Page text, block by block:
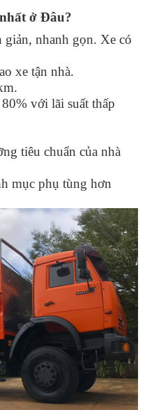
ở Đâu?
giản, nhanh gọn. Xe có
xe tận nhà.
với lãi suất thấp
tiêu chuẩn của nhà
mục phụ tùng hơn